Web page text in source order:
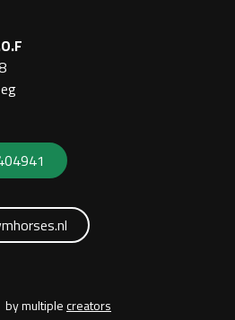
by multiplecreators